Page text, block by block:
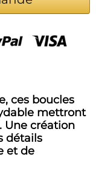
ces boucles
mettront
Une création
détails
et de